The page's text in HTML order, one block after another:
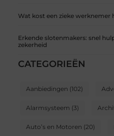
Wat kost een zieke werknemer
Erkende slotenmakers: snel
zekerheid
CATEGORIEËN
Aanbiedingen (102)
Alarmsysteem (3)
Auto’s en Motoren (20)